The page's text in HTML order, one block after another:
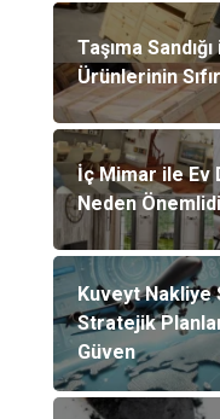
Taşıma
Ürünlerinin
İç Mimar ile Ev
Neden
Kuveyt Nakliye
Stratejik
Güven